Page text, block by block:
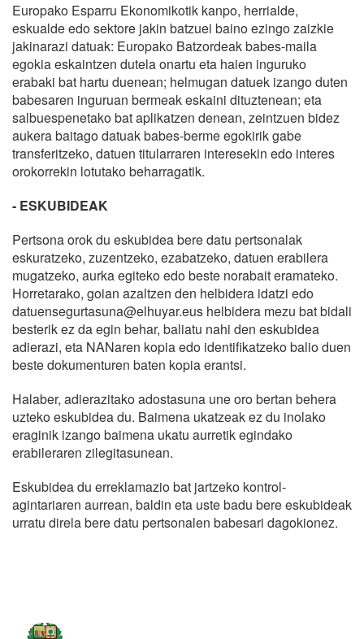
Europako Esparru Ekonomikotik kanpo, herrialde,
eskualde edo sektore jakin batzuei baino ezingo zaizkie
jakinarazi datuak: Europako Batzordeak babes-maila
egokia eskaintzen dutela onartu eta haien inguruko
erabaki bat hartu duenean; helmugan datuek izango duten
babesaren inguruan bermeak eskaini dituztenean; eta
salbuespenetako bat aplikatzen denean, zeintzuen bidez
aukera baitago datuak babes-berme egokirik gabe
transferitzeko, datuen titularraren interesekin edo interes
orokorrekin lotutako beharragatik.
- ESKUBIDEAK
Pertsona orok du eskubidea bere datu pertsonalak
eskuratzeko, zuzentzeko, ezabatzeko, datuen erabilera
mugatzeko, aurka egiteko edo beste norabait eramateko.
Horretarako, goian azaltzen den helbidera idatzi edo
datuensegurtasuna@elhuyar.eus helbidera mezu bat bidali
besterik ez da egin behar, baliatu nahi den eskubidea
adierazi, eta NANaren kopia edo identifikatzeko balio duen
beste dokumenturen baten kopia erantsi.
Halaber, adierazitako adostasuna une oro bertan behera
uzteko eskubidea du. Baimena ukatzeak ez du inolako
eraginik izango baimena ukatu aurretik egindako
erabileraren zilegitasunean.
Eskubidea du erreklamazio bat jartzeko kontrol-
agintariaren aurrean, baldin eta uste badu bere eskubideak
urratu direla bere datu pertsonalen babesari dagokionez.